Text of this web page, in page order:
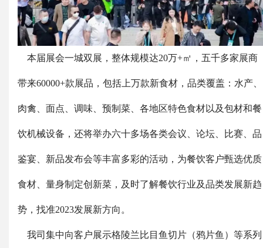
本届展会一城双展，整体规模达20万+㎡，五千多家展商
带来60000+款展品，包括上万款新食材，品类覆盖：水产、
肉禽、面点、调味、预制菜、各地区特色食材以及包材和餐
饮机械设备，还将举办六十多场各类会议、论坛、比赛、品
鉴宴、新品发布会等丰富多彩的活动，为餐饮客户甄选优质
食材、量身制定创新菜，及时了解餐饮行业及品类发展新趋
势，找准2023发展新方向。
我司集中向客户展示格陵兰比目鱼切片（鸦片鱼）等系列